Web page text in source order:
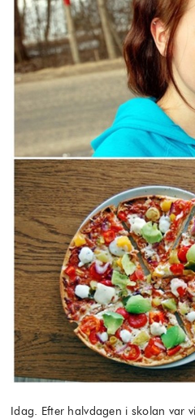
Idag. Efter halvdagen i skolan var